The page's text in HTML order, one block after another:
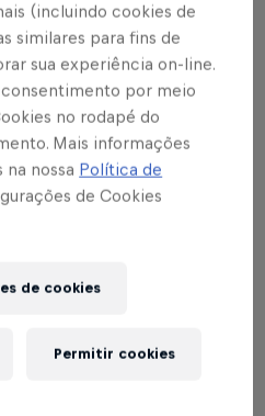
e
resumo do
(incluindo cookies de
similares para fins de
sua experiência on-line.
por meio
no rodapé do
Mais informações
nossa Política de
de Cookies
de cookies
Permitir cookies